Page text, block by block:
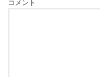
コメント